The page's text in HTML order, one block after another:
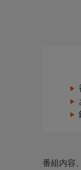
番組内容